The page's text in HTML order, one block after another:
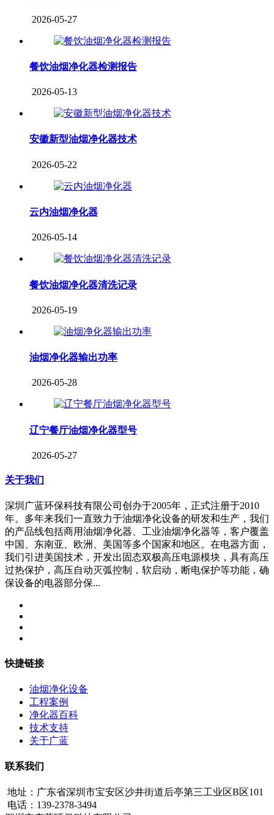
2026-05-27
餐饮油烟净化器检测报告
2026-05-13
安徽新型油烟净化器技术
2026-05-22
云内油烟净化器
2026-05-14
餐饮油烟净化器清洗记录
2026-05-19
油烟净化器输出功率
2026-05-28
辽宁餐厅油烟净化器型号
2026-05-27
关于我们
深圳广蓝环保科技有限公司创办于2005年，正式注册于2010
年。多年来我们一直致力于油烟净化设备的研发和生产，我们
的产品线包括商用油烟净化器、工业油烟净化器等，客户覆盖
中国、东南亚、欧洲、美国等多个国家和地区。在电器方面，
我们引进美国技术，开发出固态双极高压电源模块，具有高压
过热保护，高压自动灭弧控制，软启动，断电保护等功能，确
保设备的电器部分保...
快捷链接
油烟净化设备
工程案例
净化器百科
技术支持
关于广蓝
联系我们
地址：广东省深圳市宝安区沙井街道后亭第三工业区B区101
电话：139-2378-3494